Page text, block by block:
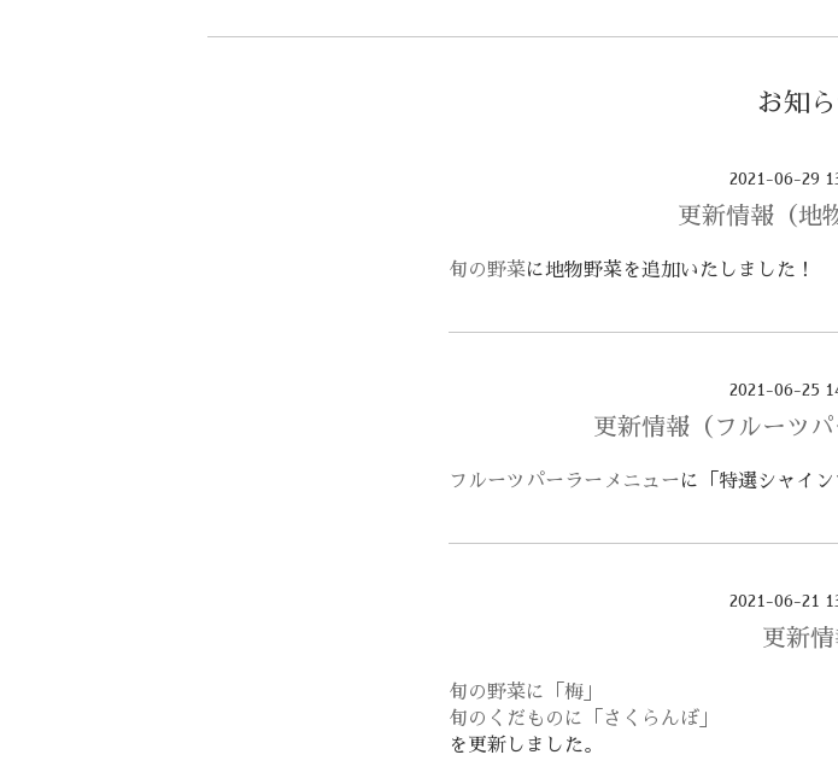
お知
2021-06-29
更新情報（地
旬の野菜に地物野菜を追加いたしました！
2021-06-25
更新情報（フルーツパ
フルーツパーラーメニューに「特選シャイ
2021-06-21
更新
旬の野菜に「梅」
旬のくだものに「さくらんぼ」
を更新しました。